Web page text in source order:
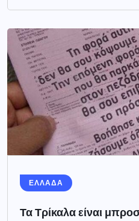
ΕΛΛΑΔΑ
Τα Τρίκαλα είναι